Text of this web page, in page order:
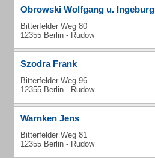
Obrowski Wolfgang u. Ingeburg
Bitterfelder Weg 80
12355 Berlin - Rudow
Szodra Frank
Bitterfelder Weg 96
12355 Berlin - Rudow
Warnken Jens
Bitterfelder Weg 81
12355 Berlin - Rudow